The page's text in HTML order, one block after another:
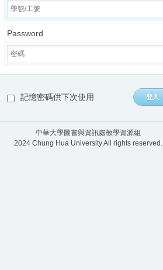
Password
記憶密碼供下次使用
中華大學圖書與資訊處教學資源組
2024 Chung Hua University All rights reserved.